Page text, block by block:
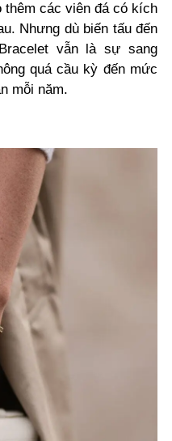
thêm các viên đá có kích
Nhưng dù biến tấu đến
vẫn là sự sang
quá cầu kỳ đến mức
mỗi năm.